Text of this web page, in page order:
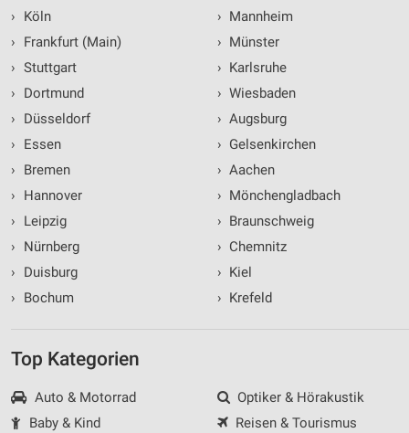
›
Köln
›
Frankfurt (Main)
› Stuttgart
›
Dortmund
›
Düsseldorf
›
Essen
›
Bremen
›
Hannover
›
Leipzig
›
Nürnberg
›
Duisburg
›
Bochum
› Mannheim
› Münster
› Karlsruhe
› Wiesbaden
› Augsburg
› Gelsenkirchen
› Aachen
› Mönchengladbach
› Braunschweig
› Chemnitz
› Kiel
› Krefeld
Top Kategorien
Auto & Motorrad
Baby & Kind
Optiker & Hörakustik
Reisen & Tourismus